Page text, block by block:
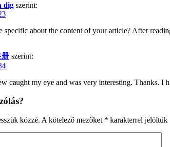
dig szerint:
specific about the content of your article? After
册 szerint:
caught my eye and was very interesting. Thanks. I
közzé. A kötelező mezőket * karakterrel jelöltük